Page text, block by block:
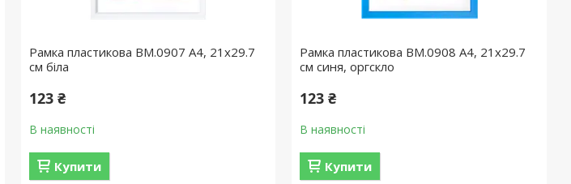
Рамка пластикова BM.0907 А4, 21х29.7
см біла
123 ₴
В наявності
Купити
Рамка пластикова BM.0908 А4, 21х29.7
см синя, оргскло
123 ₴
В наявності
Купити